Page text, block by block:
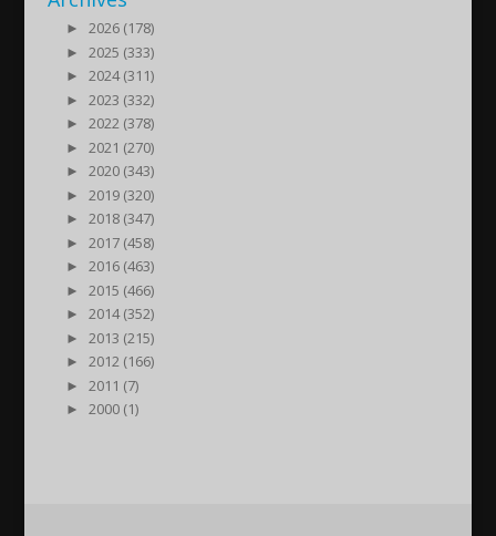
►
2026 (178)
►
2025 (333)
►
2024 (311)
►
2023 (332)
►
2022 (378)
►
2021 (270)
►
2020 (343)
►
2019 (320)
►
2018 (347)
►
2017 (458)
►
2016 (463)
►
2015 (466)
►
2014 (352)
►
2013 (215)
►
2012 (166)
►
2011 (7)
►
2000 (1)